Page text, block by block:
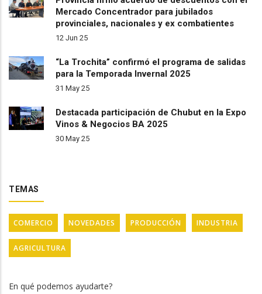
Mercado Concentrador para jubilados
provinciales, nacionales y ex combatientes
12 Jun 25
“La Trochita” confirmó el programa de salidas
para la Temporada Invernal 2025
31 May 25
Destacada participación de Chubut en la Expo
Vinos & Negocios BA 2025
30 May 25
TEMAS
COMERCIO NOVEDADES PRODUCCIÓN INDUSTRIA
AGRICULTURA
En qué podemos ayudarte?